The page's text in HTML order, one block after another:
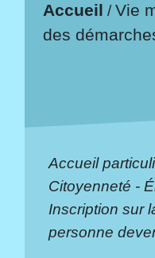
Accueil /Vie
des
Accueil
Citoyenneté -
Inscription sur
personne